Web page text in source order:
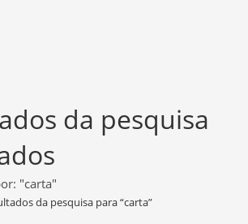
da pesquisa
"carta"
da pesquisa para“carta”